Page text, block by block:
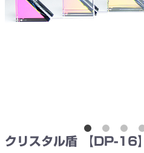
クリスタル盾 【DP-16】